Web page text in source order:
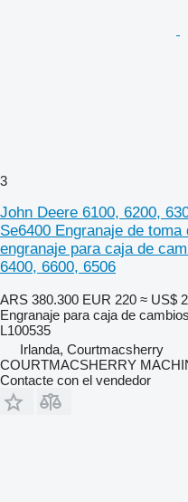
3
John Deere 6100, 6200,
Se6400 Engranaje de
engranaje para caja de
6400, 6600, 6506
ARS 380.300 EUR 220 ≈ US$
Engranaje para caja de cambios
L100535
Irlanda, Courtmacsherry
COURTMACSHERRY
Contacte con el vendedor